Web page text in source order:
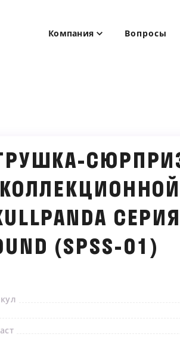
Компания Вопросы
СЮРПРИЗ
(SPSS-01)